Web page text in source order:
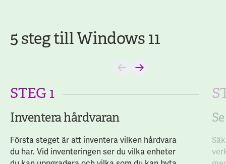
5 steg till Windows 11
STEG 1
Inventera hårdvaran
Första steget är att inventera vilken hårdvara
du har. Vid inventeringen ser du vilka enheter